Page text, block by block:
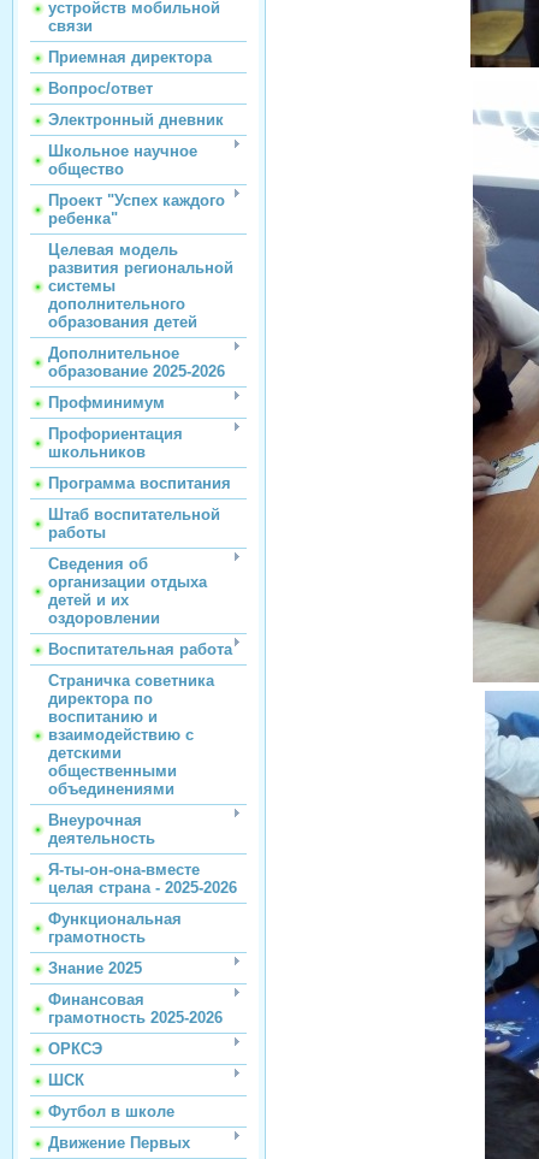
устройств мобильной
связи
Приемная директора
Вопрос/ответ
Электронный дневник
Школьное научное
общество
Проект "Успех каждого
ребенка"
Целевая модель
развития региональной
системы
дополнительного
образования детей
Дополнительное
образование 2025-2026
Профминимум
Профориентация
школьников
Программа воспитания
Штаб воспитательной
работы
Сведения об
организации отдыха
детей и их
оздоровлении
Воспитательная работа
Страничка советника
директора по
воспитанию и
взаимодействию с
детскими
общественными
объединениями
Внеурочная
деятельность
Я-ты-он-она-вместе
целая страна - 2025-2026
Функциональная
грамотность
Знание 2025
Финансовая
грамотность 2025-2026
ОРКСЭ
ШСК
Футбол в школе
Движение Первых